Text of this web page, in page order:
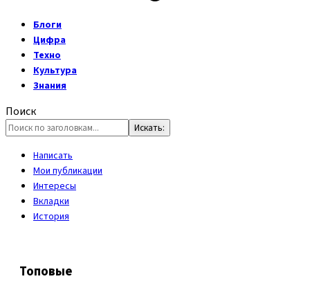
Блоги
Цифра
Техно
Культура
Знания
Поиск
Написать
Мои публикации
Интересы
Вкладки
История
Топовые